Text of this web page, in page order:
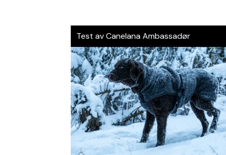
Test av Canelana Ambassadør